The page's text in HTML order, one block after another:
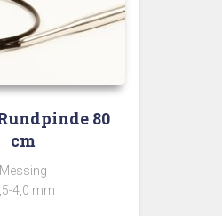
80
cm
Messing
4,0 mm